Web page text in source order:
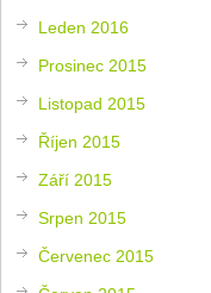
Leden 2016
Prosinec 2015
Listopad 2015
Říjen 2015
Září 2015
Srpen 2015
Červenec 2015